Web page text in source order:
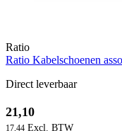
Ratio
Ratio Kabelschoenen
Direct leverbaar
21,10
17,44